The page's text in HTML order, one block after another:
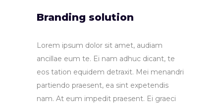
Branding solution
Lorem ipsum dolor sit amet, audiam
ancillae eum te. Ei nam adhuc dicant, te
eos tation equidem detraxit. Mei menandri
partiendo praesent, ea sint expetendis
nam. At eum impedit praesent. Ei graeci